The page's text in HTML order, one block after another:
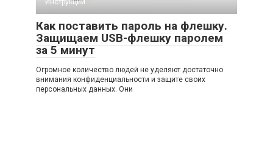
Инструкции
Как поставить пароль на флешку.
Защищаем USB-флешку паролем
за 5 минут
Огромное количество людей не уделяют достаточно
внимания конфиденциальности и защите своих
персональных данных. Они